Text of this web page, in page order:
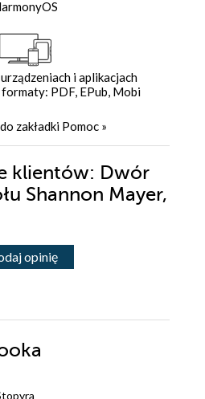
i aplikacjach
PDF, EPub, Mobi
zakładki Pomoc »
klientów: Dwór
Shannon Mayer,
opinię